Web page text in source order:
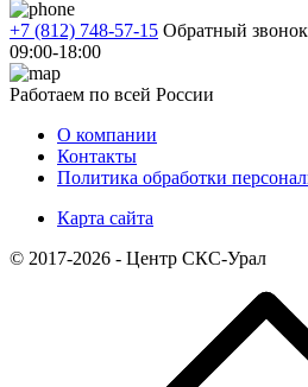
+7 (812) 748-57-15 Обратный звонок
09:00-18:00
Работаем по всей России
О компании
Контакты
Политика обработки
Карта сайта
© 2017-2026 - Центр СКС-Урал